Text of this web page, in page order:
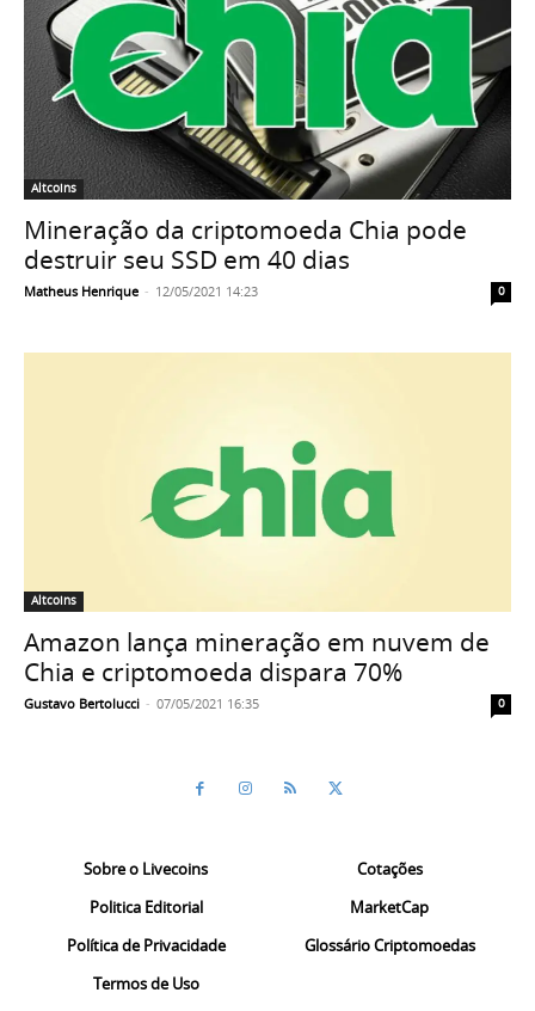
Altcoins
Mineração da criptomoeda Chia pode
destruir seu SSD em 40 dias
Matheus Henrique - 12/05/2021 14:23 0
Altcoins
Amazon lança mineração em nuvem de
Chia e criptomoeda dispara 70%
Gustavo Bertolucci - 07/05/2021 16:35 0
Sobre o Livecoins
Politica Editorial
Política de Privacidade
Termos de Uso
Cotações
MarketCap
Glossário Criptomoedas